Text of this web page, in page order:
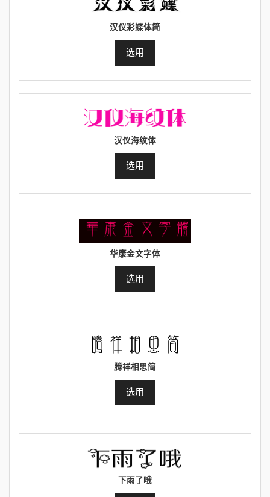
汉仪彩蝶体简
选用
汉仪海纹体
选用
华康金文字体
选用
腾祥相思简
选用
下雨了哦